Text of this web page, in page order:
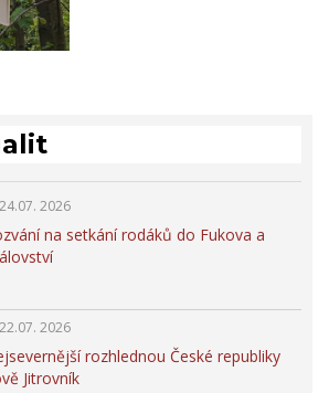
24.07. 2026
na setkání rodáků do Fukova a
22.07. 2026
rozhlednou České republiky
Jitrovník